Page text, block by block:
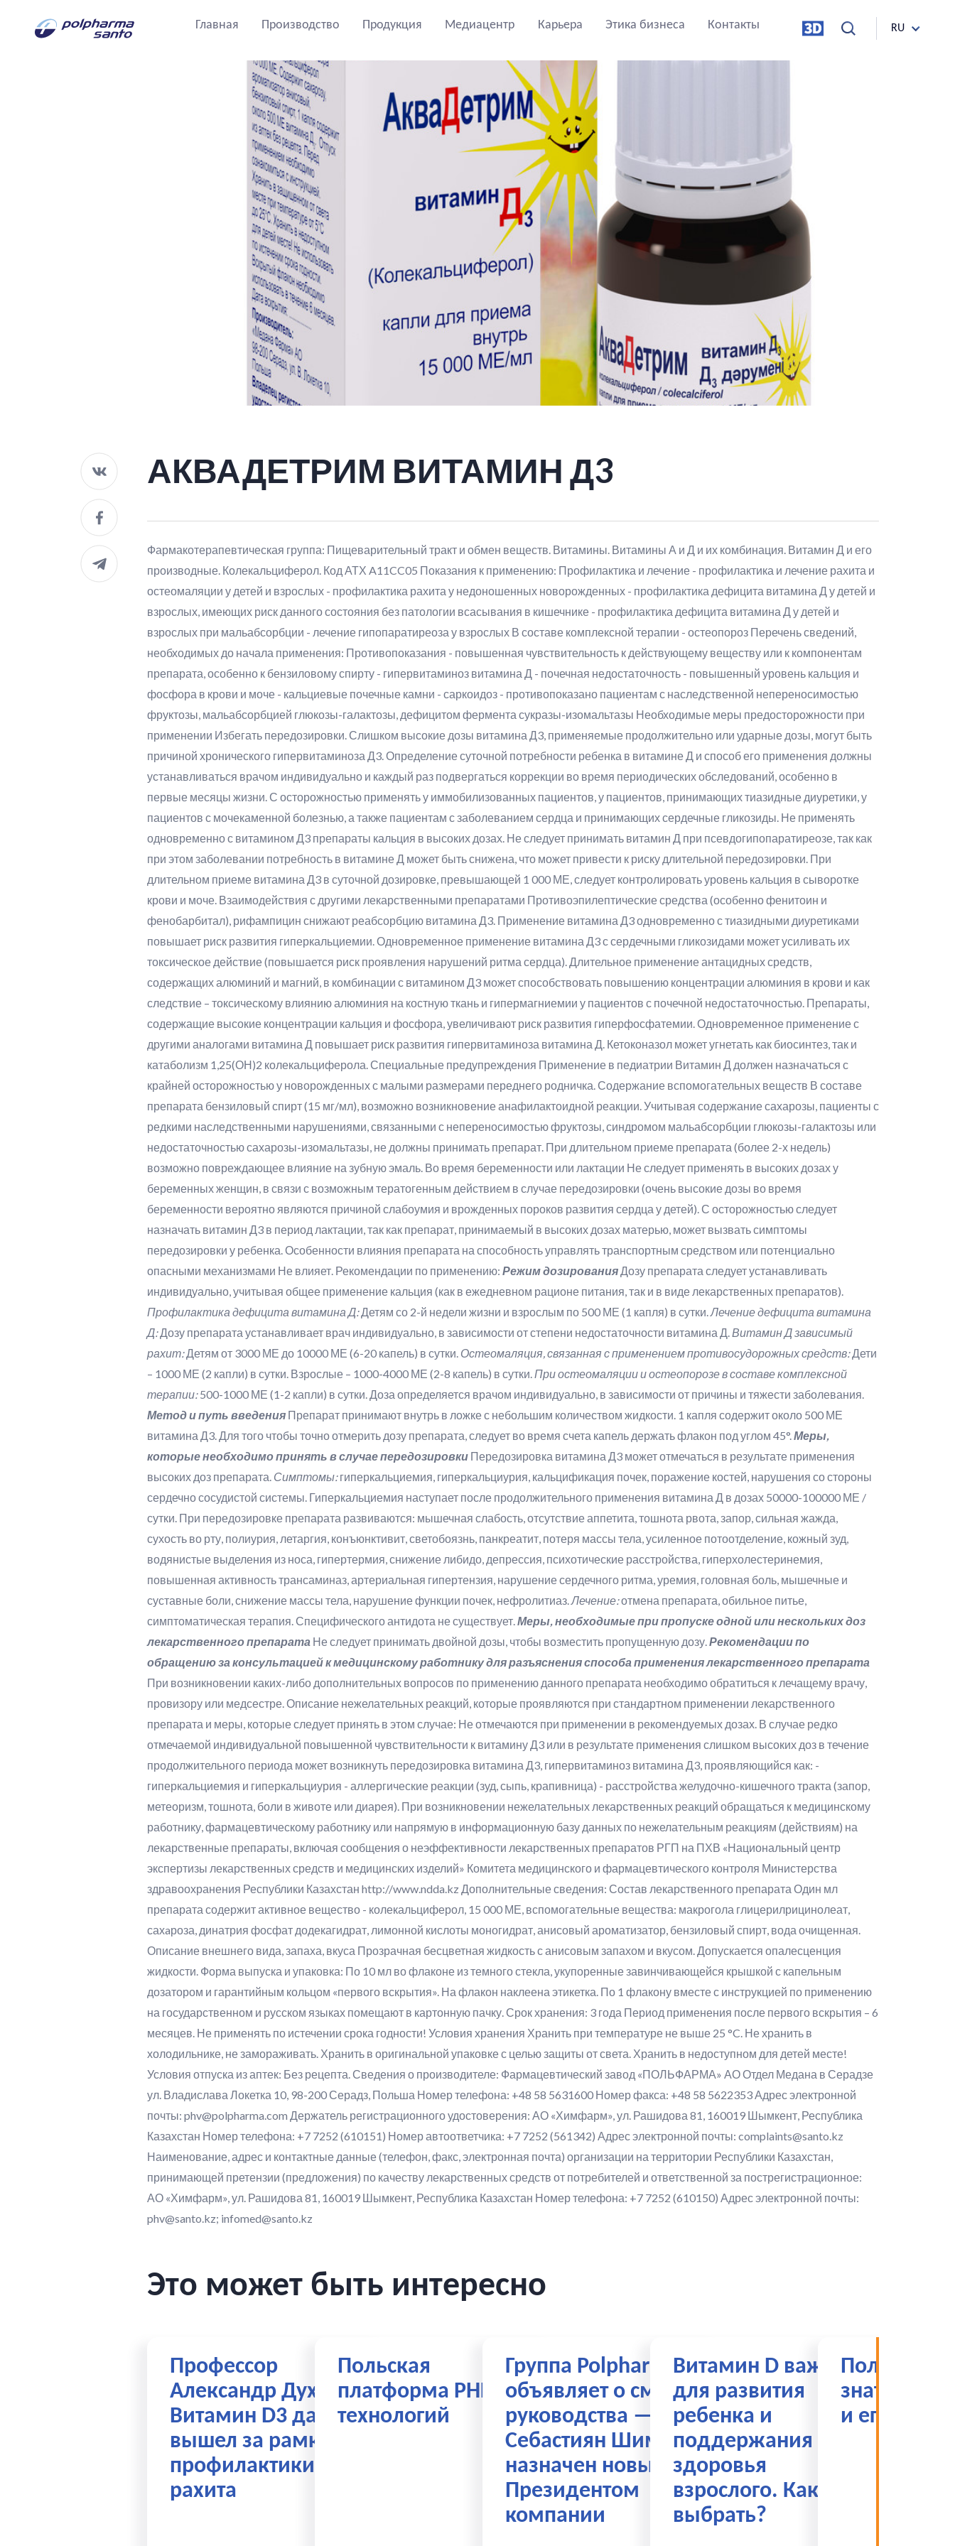
Главная Производство Продукция Медиацентр Карьера Этика бизнеса Контакты RU
АКВАДЕТРИМ ВИТАМИН Д3
Фармакотерапевтическая группа: Пищеварительный тракт и обмен веществ. Витамины. Витамины А и Д и их комбинация. Витамин Д и его
производные. Колекальциферол. Код АТХ A11CC05 Показания к применению: Профилактика и лечение - профилактика и лечение рахита и
остеомаляции у детей и взрослых - профилактика рахита у недоношенных новорожденных - профилактика дефицита витамина Д у детей и
взрослых, имеющих риск данного состояния без патологии всасывания в кишечнике - профилактика дефицита витамина Д у детей и
взрослых при мальабсорбции - лечение гипопаратиреоза у взрослых В составе комплексной терапии - остеопороз Перечень сведений,
необходимых до начала применения: Противопоказания - повышенная чувствительность к действующему веществу или к компонентам
препарата, особенно к бензиловому спирту - гипервитаминоз витамина Д - почечная недостаточность - повышенный уровень кальция и
фосфора в крови и моче - кальциевые почечные камни - саркоидоз - противопоказано пациентам с наследственной непереносимостью
фруктозы, мальабсорбцией глюкозы-галактозы, дефицитом фермента сукразы-изомальтазы Необходимые меры предосторожности при
применении Избегать передозировки. Слишком высокие дозы витамина Д3, применяемые продолжительно или ударные дозы, могут быть
причиной хронического гипервитаминоза Д3. Определение суточной потребности ребенка в витамине Д и способ его применения должны
устанавливаться врачом индивидуально и каждый раз подвергаться коррекции во время периодических обследований, особенно в
первые месяцы жизни. С осторожностью применять у иммобилизованных пациентов, у пациентов, принимающих тиазидные диуретики, у
пациентов с мочекаменной болезнью, а также пациентам с заболеванием сердца и принимающих сердечные гликозиды. Не применять
одновременно с витамином Д3 препараты кальция в высоких дозах. Не следует принимать витамин Д при псевдогипопаратиреозе, так как
при этом заболевании потребность в витамине Д может быть снижена, что может привести к риску длительной передозировки. При
длительном приеме витамина Д3 в суточной дозировке, превышающей 1 000 МЕ, следует контролировать уровень кальция в сыворотке
крови и моче. Взаимодействия с другими лекарственными препаратами Противоэпилептические средства (особенно фенитоин и
фенобарбитал), рифампицин снижают реабсорбцию витамина Д3. Применение витамина Д3 одновременно с тиазидными диуретиками
повышает риск развития гиперкальциемии. Одновременное применение витамина Д3 с сердечными гликозидами может усиливать их
токсическое действие (повышается риск проявления нарушений ритма сердца). Длительное применение антацидных средств,
содержащих алюминий и магний, в комбинации с витамином Д3 может способствовать повышению концентрации алюминия в крови и как
следствие – токсическому влиянию алюминия на костную ткань и гипермагниемии у пациентов с почечной недостаточностью. Препараты,
содержащие высокие концентрации кальция и фосфора, увеличивают риск развития гиперфосфатемии. Одновременное применение с
другими аналогами витамина Д повышает риск развития гипервитаминоза витамина Д. Кетоконазол может угнетать как биосинтез, так и
катаболизм 1,25(ОН)2 колекальциферола. Специальные предупреждения Применение в педиатрии Витамин Д должен назначаться с
крайней осторожностью у новорожденных с малыми размерами переднего родничка. Содержание вспомогательных веществ В составе
препарата бензиловый спирт (15 мг/мл), возможно возникновение анафилактоидной реакции. Учитывая содержание сахарозы, пациенты с
редкими наследственными нарушениями, связанными с непереносимостью фруктозы, синдромом мальабсорбции глюкозы-галактозы или
недостаточностью сахарозы-изомальтазы, не должны принимать препарат. При длительном приеме препарата (более 2-х недель)
возможно повреждающее влияние на зубную эмаль. Во время беременности или лактации Не следует применять в высоких дозах у
беременных женщин, в связи с возможным тератогенным действием в случае передозировки (очень высокие дозы во время
беременности вероятно являются причиной слабоумия и врожденных пороков развития сердца у детей). С осторожностью следует
назначать витамин Д3 в период лактации, так как препарат, принимаемый в высоких дозах матерью, может вызвать симптомы
передозировки у ребенка. Особенности влияния препарата на способность управлять транспортным средством или потенциально
опасными механизмами Не влияет. Рекомендации по применению: Режим дозированияДозу препарата следует устанавливать
индивидуально, учитывая общее применение кальция (как в ежедневном рационе питания, так и в виде лекарственных препаратов).
Профилактика дефицита витамина Д:Детям со 2-й недели жизни и взрослым по 500 МЕ (1 капля) в сутки.Лечение дефицита витамина
Д:Дозу препарата устанавливает врач индивидуально, в зависимости от степени недостаточности витамина Д.Витамин Д зависимый
рахит:Детям от 3000 МЕ до 10000 МЕ (6-20 капель) в сутки. Остеомаляция, связанная с применением противосудорожных средств:Дети
– 1000 МЕ (2 капли) в сутки. Взрослые – 1000-4000 МЕ (2-8 капель) в сутки.При остеомаляции и остеопорозе в составе комплексной
терапии:500-1000 МЕ (1-2 капли) в сутки. Доза определяется врачом индивидуально, в зависимости от причины и тяжести заболевания.
Метод и путь введения Препарат принимают внутрь в ложке с небольшим количеством жидкости. 1 капля содержит около 500 МЕ
витамина Д3. Для того чтобы точно отмерить дозу препарата, следует во время счета капель держать флакон под углом 45°.Меры,
которые необходимо принять в случае передозировки Передозировка витамина Д3 может отмечаться в результате применения
высоких доз препарата. Симптомы:гиперкальциемия, гиперкальциурия, кальцификация почек, поражение костей, нарушения со стороны
сердечно сосудистой системы. Гиперкальциемия наступает после продолжительного применения витамина Д в дозах 50000-100000 МЕ /
сутки. При передозировке препарата развиваются: мышечная слабость, отсутствие аппетита, тошнота рвота, запор, сильная жажда,
сухость во рту, полиурия, летаргия, конъюнктивит, светобоязнь, панкреатит, потеря массы тела, усиленное потоотделение, кожный зуд,
водянистые выделения из носа, гипертермия, снижение либидо, депрессия, психотические расстройства, гиперхолестеринемия,
повышенная активность трансаминаз, артериальная гипертензия, нарушение сердечного ритма, уремия, головная боль, мышечные и
суставные боли, снижение массы тела, нарушение функции почек, нефролитиаз.Лечение:отмена препарата, обильное питье,
симптоматическая терапия. Специфического антидота не существует.Меры, необходимые при пропуске одной или нескольких доз
лекарственного препарата Не следует принимать двойной дозы, чтобы возместить пропущенную дозу.Рекомендации по
обращению за консультацией к медицинскому работнику для разъяснения способа применения лекарственного препарата
При возникновении каких-либо дополнительных вопросов по применению данного препарата необходимо обратиться к лечащему врачу,
провизору или медсестре. Описание нежелательных реакций, которые проявляются при стандартном применении лекарственного
препарата и меры, которые следует принять в этом случае: Не отмечаются при применении в рекомендуемых дозах. В случае редко
отмечаемой индивидуальной повышенной чувствительности к витамину Д3 или в результате применения слишком высоких доз в течение
продолжительного периода может возникнуть передозировка витамина Д3, гипервитаминоз витамина Д3, проявляющийся как: -
гиперкальциемия и гиперкальциурия - аллергические реакции (зуд, сыпь, крапивница) - расстройства желудочно-кишечного тракта (запор,
метеоризм, тошнота, боли в животе или диарея). При возникновении нежелательных лекарственных реакций обращаться к медицинскому
работнику, фармацевтическому работнику или напрямую в информационную базу данных по нежелательным реакциям (действиям) на
лекарственные препараты, включая сообщения о неэффективности лекарственных препаратов РГП на ПХВ «Национальный центр
экспертизы лекарственных средств и медицинских изделий» Комитета медицинского и фармацевтического контроля Министерства
здравоохранения Республики Казахстан http://www.ndda.kz Дополнительные сведения: Состав лекарственного препарата Один мл
препарата содержит активное вещество - колекальциферол, 15 000 МЕ, вспомогательные вещества: макрогола глицерилрицинолеат,
сахaроза, динатрия фосфат додекагидрат, лимонной кислоты моногидрат, анисовый ароматизатор, бензиловый спирт, вода очищенная.
Описание внешнего вида, запаха, вкуса Прозрачная бесцветная жидкость с анисовым запахом и вкусом. Допускается опалесценция
жидкости. Форма выпуска и упаковка: По 10 мл во флаконе из темного стекла, укупоренные завинчивающейся крышкой с капельным
дозатором и гарантийным кольцом «первого вскрытия». На флакон наклеена этикетка. По 1 флакону вместе с инструкцией по применению
на государственном и русском языках помещают в картонную пачку. Срок хранения: 3 года Период применения после первого вскрытия – 6
месяцев. Не применять по истечении срока годности! Условия хранения Хранить при температуре не выше 25 °C. Не хранить в
холодильнике, не замораживать. Хранить в оригинальной упаковке с целью защиты от света. Хранить в недоступном для детей месте!
Условия отпуска из аптек: Без рецепта. Сведения о производителе: Фармацевтический завод «ПОЛЬФАРМА» АО Отдел Медана в Серадзе
ул. Владислава Локетка 10, 98-200 Серадз, Польша Номер телефона: +48 58 5631600 Номер факса: +48 58 5622353 Адрес электронной
почты: phv@polpharma.com Держатель регистрационного удостоверения: АО «Химфарм», ул. Рашидова 81, 160019 Шымкент, Республика
Казахстан Номер телефона: +7 7252 (610151) Номер автоответчика: +7 7252 (561342) Адрес электронной почты: complaints@santo.kz
Наименование, адрес и контактные данные (телефон, факс, электронная почта) организации на территории Республики Казахстан,
принимающей претензии (предложения) по качеству лекарственных средств от потребителей и ответственной за пострегистрационное:
АО «Химфарм», ул. Рашидова 81, 160019 Шымкент, Республика Казахстан Номер телефона: +7 7252 (610150) Адрес электронной почты:
phv@santo.kz; infomed@santo.kz
Это может быть интересно
Профессор
Александр Духанин:
Витамин D3 давно
вышел за рамки
профилактики
рахита
Польская
платформа РНК-
технологий
Группа Polpharma
объявляет о смене
руководства —
Себастиян Шиманек
назначен новым
Президентом
компании
Витамин D важен
для развития
ребенка и
поддержания
здоровья
взрослого. Как его
выбрать?
Полезно.
знать о
и его